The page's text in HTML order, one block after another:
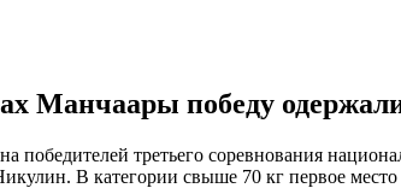
Манчаары победу
победителей третьего соревнования
В категории свыше 70 кг первое